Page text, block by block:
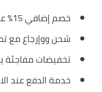
خصم إضافي 15% على الطلب الأول.
شحن ووإرجاع مع
تخفيضات مفاجئة
خدمة الدفع عند